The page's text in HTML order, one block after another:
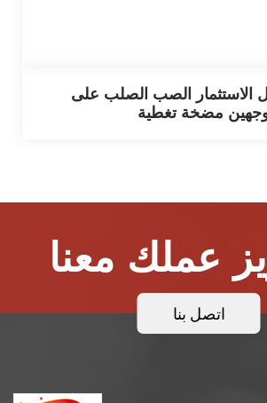
الاستثمار الصب الصلب على
مضخة تغطية
اتصل بنا